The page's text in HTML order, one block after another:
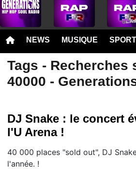
NEWS MUSIQUE SPORT
Tags - Recherches
40000 -
DJ Snake : le concert
l'U Arena !
40 000 places "sold out", DJ
l'année. !